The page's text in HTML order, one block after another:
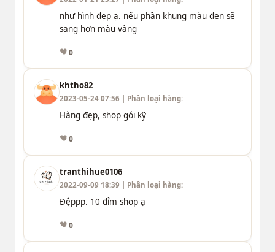
như hình đẹp ạ. nếu phần khung màu đen sẽ
sang hơn màu vàng
0
khtho82
2023-05-24 07:56 | Phân loại hàng:
Hàng đẹp, shop gói kỹ
0
tranthihue0106
2022-09-09 18:39 | Phân loại hàng:
Đệppp. 10 đỉm shop ạ
0